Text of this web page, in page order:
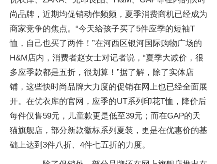
尚品牌，近期均促销动作频频，夏季消费商机已经成为
商家竞争的焦点。“今天给孩子买了5件应季的短袖T
恤，自己也买了两件！”在河西区银河国际购物广场的
H&M店内，消费者赵女士对记者说，“夏季大减价，很
多应季款都是五折，很划算！”据了解，除了实体店
铺，这些快时尚品牌大力度的促销在网上也已经全面展
开。在优衣库的官网，应季的UT系列印花T恤，降价后
每件仅售59元，儿童款更是低至39元；而在GAP的天
猫旗舰店，部分新款徽标系列夏装，更是在优惠价的基
础上达到3件八折、4件七五折的力度。